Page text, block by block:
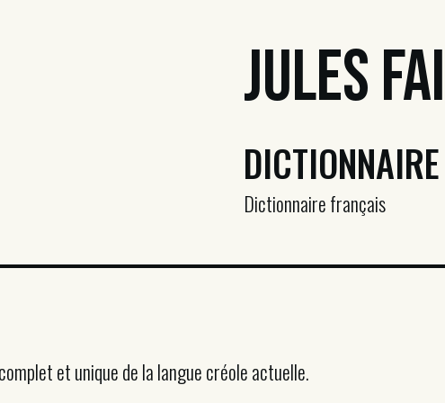
Jules
Dictionnaire français
et unique de la langue créole actuelle.